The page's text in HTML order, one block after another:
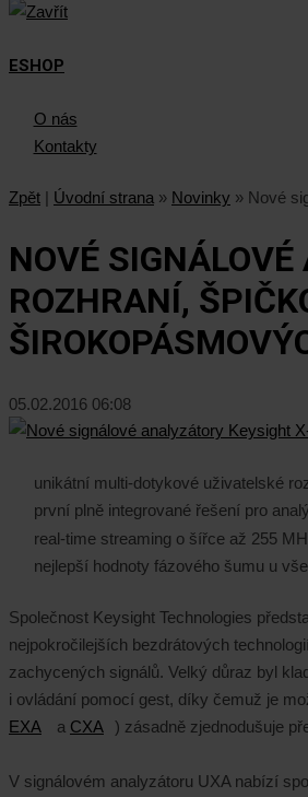
ESHOP
O nás
Kontakty
Zpět | Úvodní strana » Novinky » Nové
NOVÉ
ROZHRANÍ,
05.02.2016 06:08
unikátní multi-dotykové uživatelské
první plně integrované řešení pro
real-time streaming o šířce až 255
nejlepší hodnoty fázového šumu u
Společnost Keysight Technologies
nejpokročilejších bezdrátových
zachycených signálů. Velký důraz byl
i ovládání pomocí gest, díky čemuž je
EXA
a CXA ) zásadně zjednodušuje
V signálovém analyzátoru UXA nabízí